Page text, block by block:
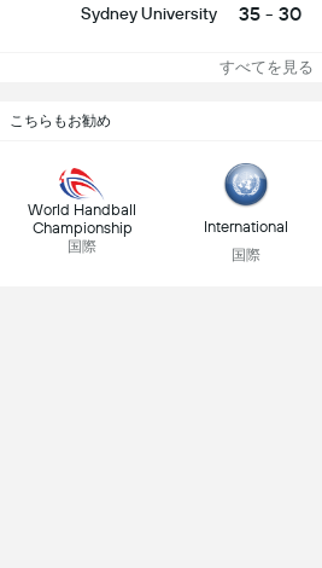
Sydney University 35 - 30
すべてを見る
こちらもお勧め
World Handball
Championship
国際
International
国際